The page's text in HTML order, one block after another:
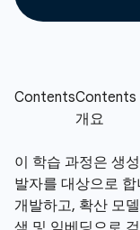
이 학습 과정은 생
발자를 대상으로
개발하고, 확산 모